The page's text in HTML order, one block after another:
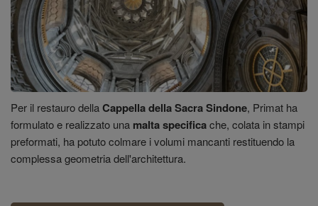
Per il restauro dellaCappella della Sacra Sindone, Primat ha
formulato e realizzato una malta specificache, colata in stampi
preformati, ha potuto colmare i volumi mancanti restituendo la
complessa geometria dell'architettura.